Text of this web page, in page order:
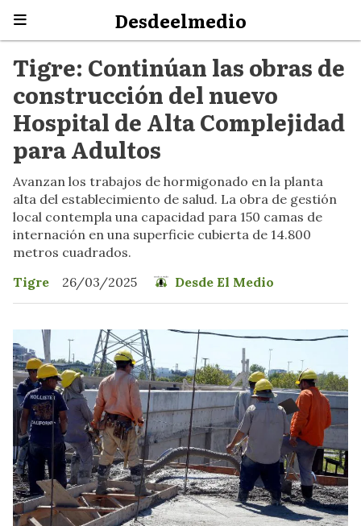
Desdeelmedio
Tigre: Continúan las obras de
construcción del nuevo
Hospital de Alta Complejidad
para Adultos
Avanzan los trabajos de hormigonado en la planta
alta del establecimiento de salud. La obra de gestión
local contempla una capacidad para 150 camas de
internación en una superficie cubierta de 14.800
metros cuadrados.
Tigre
26/03/2025 Desde El Medio